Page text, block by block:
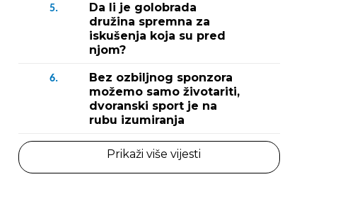
5.
Da li je golobrada
družina spremna za
iskušenja koja su pred
njom?
6.
Bez ozbiljnog sponzora
možemo samo životariti,
dvoranski sport je na
rubu izumiranja
Prikaži više vijesti